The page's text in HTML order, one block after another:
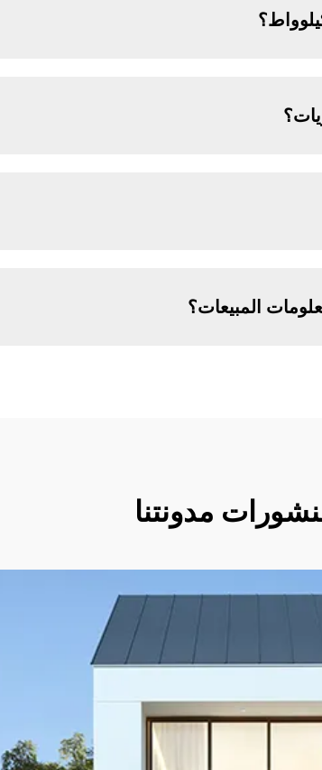
المبيعات؟
مدونتنا